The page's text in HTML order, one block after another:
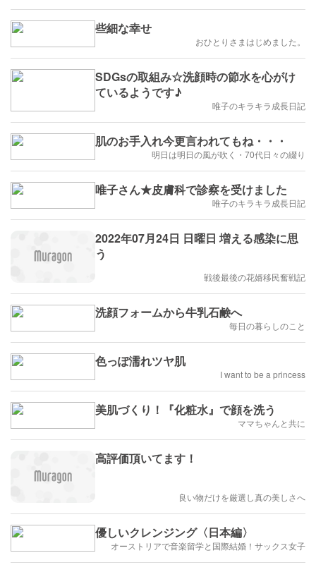
些細な幸せ
おひとりさまはじめました。
SDGsの取組み☆洗顔時の節水を心がけ
ているようです♪
唯子のキラキラ成長日記
肌のお手入れ今更言われてもね・・・
明日は明日の風が吹く・70代日々の綴り
唯子さん★皮膚科で診察を受けました
唯子のキラキラ成長日記
2022年07月24日 日曜日 増える感染に思
う
戦後最後の花婿移民奮戦記
洗顔フォームから牛乳石鹸へ
毎日の暮らしのこと
色っぽ濡れツヤ肌
I want to be a princess
美肌づくり！『化粧水』で顔を洗う
ママちゃんと共に
高評価頂いてます！
良い物だけを厳選し真の美しさへ
優しいクレンジング〈日本編〉
オーストリアで音楽留学と国際結婚！サックス女子